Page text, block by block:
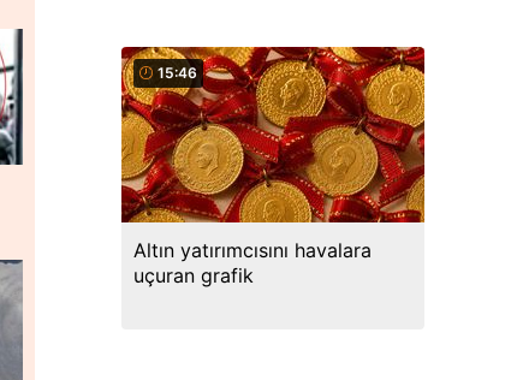
15:46
Altın yatırımcısını havalara
uçuran grafik